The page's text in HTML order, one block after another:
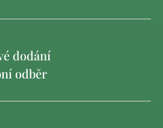
dodání
odběr